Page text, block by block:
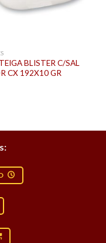
BLISTER C/SAL
CX 192X10 GR